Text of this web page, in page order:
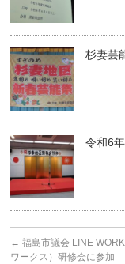
杉妻芸
令和6
← 福島市議会 LINE
ワークス）研修会に参加